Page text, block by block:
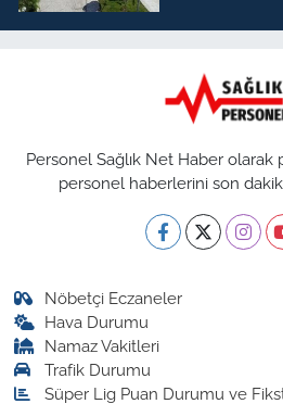
Personel Sağlık Net Haber olarak
personel haberlerini son
Nöbetçi Eczaneler
Hava Durumu
Namaz Vakitleri
Trafik Durumu
Süper Lig Puan Durumu ve